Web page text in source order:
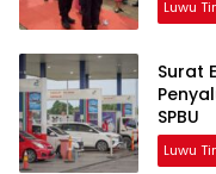
Luwu
Surat
SPBU
Luwu